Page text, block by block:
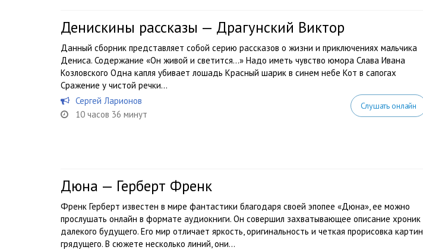
Денискины рассказы — Драгунский Виктор
Данный сборник представляет собой серию рассказов о жизни и приключениях мальчика
Дениса. Содержание «Он живой и светится...» Надо иметь чувство юмора Слава Ивана
Козловского Одна капля убивает лошадь Красный шарик в синем небе Кот в сапогах
Сражение у чистой речки...
Сергей Ларионов
10 часов 36 минут
Слушать онлайн
Дюна — Герберт Френк
Френк Герберт известен в мире фантастики благодаря своей эпопее «Дюна», ее можно
прослушать онлайн в формате аудиокниги. Он совершил захватывающее описание хроник
далекого будущего. Его мир отличает яркость, оригинальность и четкая прорисовка картин
грядущего. В сюжете несколько линий, они...